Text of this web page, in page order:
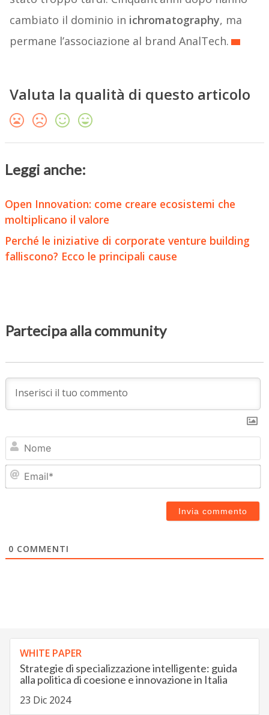
cambiato il dominio in ichromatography, ma
permane l’associazione al brand AnalTech.
Valuta la qualità di questo articolo
Leggi anche:
Open Innovation: come creare ecosistemi che
moltiplicano il valore
Perché le iniziative di corporate venture building
falliscono? Ecco le principali cause
Partecipa alla community
0 COMMENTI
WHITE PAPER
Strategie di specializzazione intelligente: guida
alla politica di coesione e innovazione in Italia
23 Dic 2024